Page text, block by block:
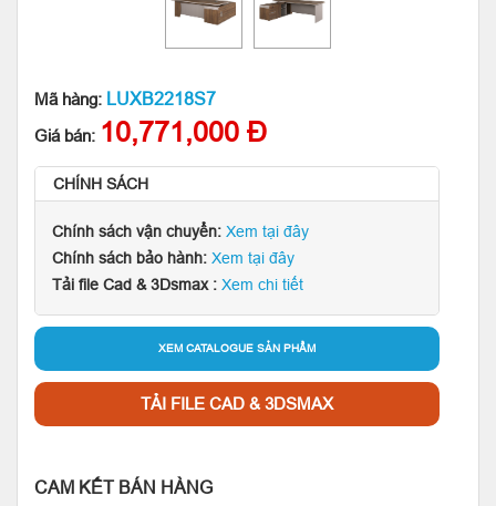
Mã hàng: LUXB2218S7
Giá bán: 10,771,000 Đ
CHÍNH SÁCH
Chính sách vận chuyển: Xem tại đây
Chính sách bảo hành: Xem tại đây
Tải file Cad & 3Dsmax : Xem chi tiết
XEM CATALOGUE SẢN PHẨM
TẢI FILE CAD & 3DSMAX
CAM KẾT BÁN HÀNG